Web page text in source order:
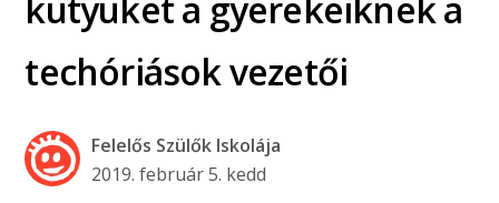
techóriások vezetői
Felelős Szülők Iskolája
2019. február 5. kedd